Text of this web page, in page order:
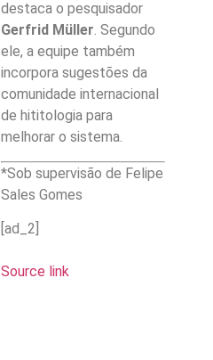
destaca o pesquisador
Gerfrid Müller. Segundo
ele, a equipe também
incorpora sugestões da
comunidade internacional
de hititologia para
melhorar o sistema.
*Sob supervisão de Felipe
Sales Gomes
[ad_2]
Source link